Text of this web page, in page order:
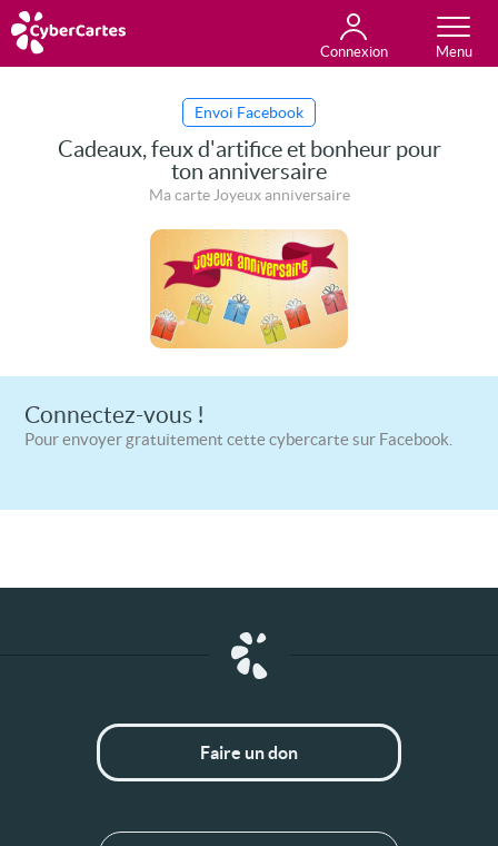
Connexion
Toutes les cartes
Envoi Facebook
Cadeaux, feux d'artifice et bonheur pour
ton anniversaire
Ma carte Joyeux anniversaire
Connectez-vous !
Pour envoyer gratuitement cette cybercarte sur Facebook.
Faire un don